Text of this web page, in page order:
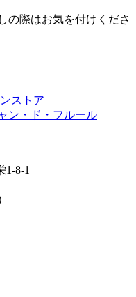
の際はお気を付けくださ
8-1